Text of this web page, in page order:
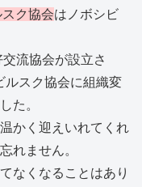
ク協会はノボシビ
流協会が設立さ
ルスク協会に組織変
た。
かく迎えいれてくれ
れません。
なくなることはあり